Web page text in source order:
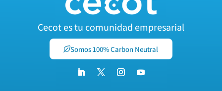
Cecot es tu comunidad empresarial
Somos 100% Carbon Neutral